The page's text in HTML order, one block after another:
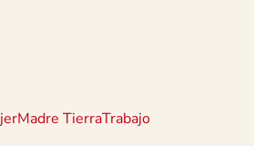
Madre TierraTrabajo